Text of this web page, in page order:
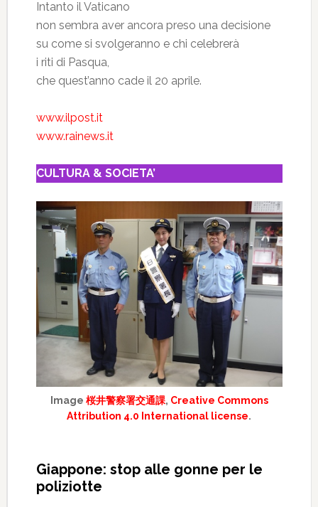
Intanto il Vaticano
non sembra aver ancora preso una decisione
su come si svolgeranno e chi celebrerà
i riti di Pasqua,
che quest’anno cade il 20 aprile.
www.ilpost.it
www.rainews.it
CULTURA & SOCIETA’
Image 桜井警察署交通課, Creative Commons
Attribution 4.0 International license.
Giappone: stop alle gonne per le
poliziotte